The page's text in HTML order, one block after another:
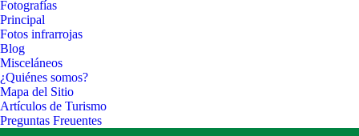
Fotografías
Principal
Fotos infrarrojas
Blog
Misceláneos
¿Quiénes somos?
Mapa del Sitio
Artículos de Turismo
Preguntas Freuentes